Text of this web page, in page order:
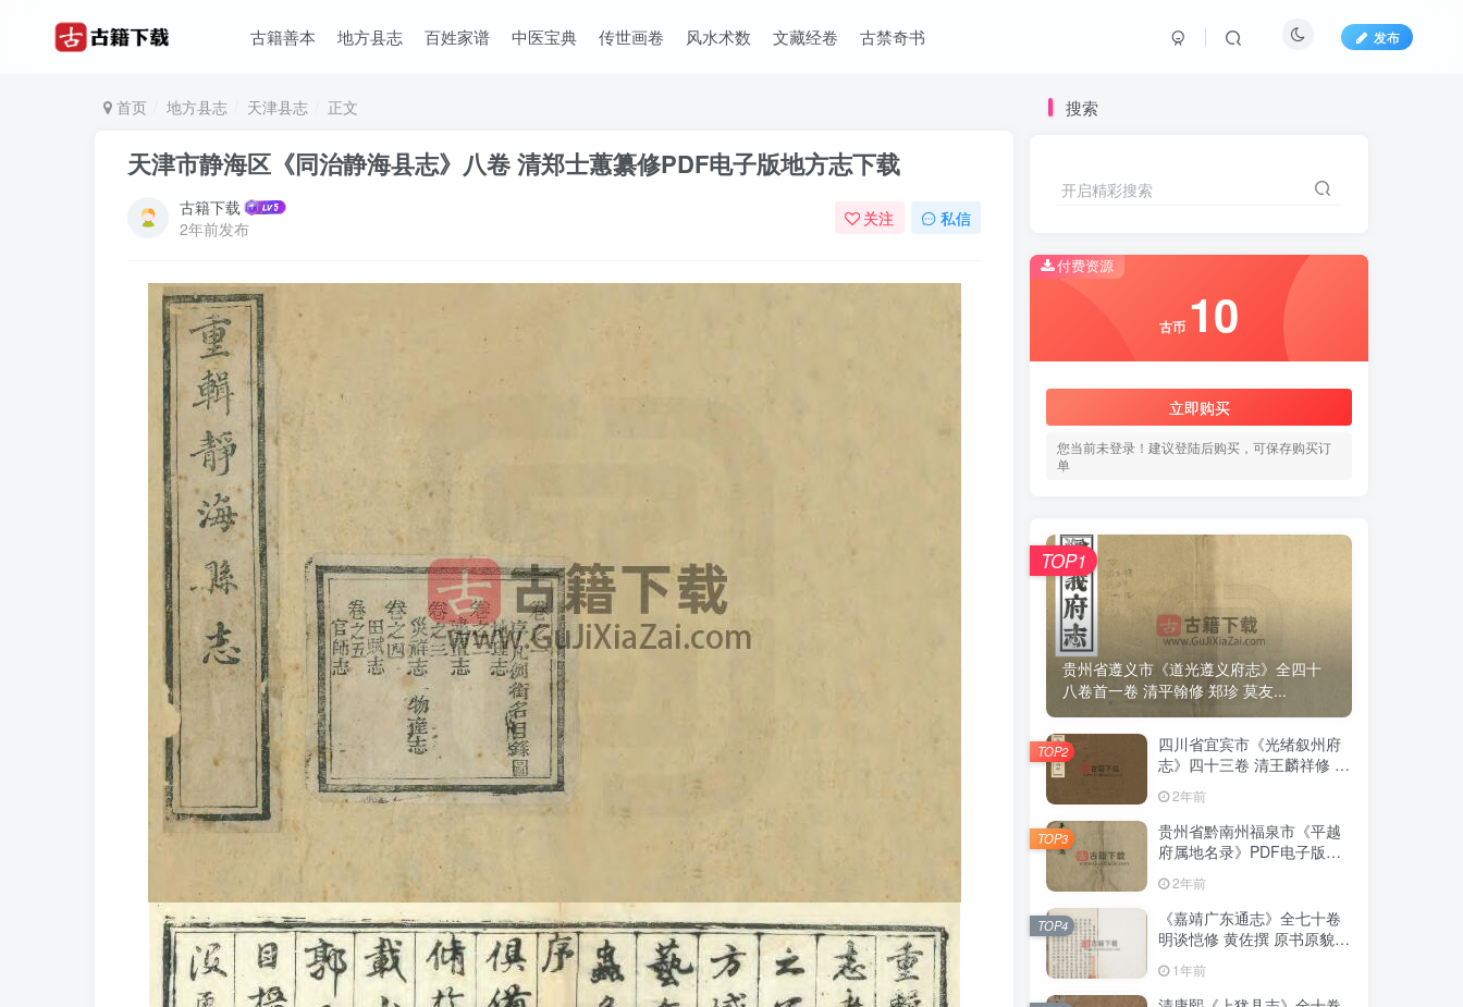
古籍善本 地方县志 百姓家谱 中医宝典 传世画卷 风水术数 文藏经卷 古禁奇书 发布
首页 地方县志 天津县志 正文
天津市静海区《同治静海县志》八卷 清郑士蕙纂修PDF电子版地方志下载
古籍下载
2年前发布
关注 私信
搜索
开启精彩搜索
付费资源
古币 10
立即购买
您当前未登录！建议登陆后购买，可保存购买订
单
贵州省遵义市《道光遵义府志》全四十
八卷首一卷 清平翰修 郑珍 莫友...
TOP1
四川省宜宾市《光绪叙州府
志》四十三卷 清王麟祥修 邱
晋成纂PDF电子版地方志下
载2年前
TOP2
贵州省黔南州福泉市《平越
府属地名录》PDF电子版地
方志下载
2年前
TOP3
《嘉靖广东通志》全七十卷
明谈恺修 黄佐撰 原书原貌高
清PDF电子版地方志下载
1年前
TOP4
开启精彩搜索
古币 10
立即购买
您当前未登录！建议登陆后购买，可保存购买订
单
贵州省遵义市《道光遵义府志》全四十
八卷首一卷 清平翰修 郑珍 莫友...
TOP1
四川省宜宾市《光绪叙州府
志》四十三卷 清王麟祥修 邱
晋成纂PDF电子版地方志下
载2年前
TOP2
贵州省黔南州福泉市《平越
府属地名录》PDF电子版地
方志下载
2年前
TOP3
《嘉靖广东通志》全七十卷
明谈恺修 黄佐撰 原书原貌高
清PDF电子版地方志下载
1年前
TOP4